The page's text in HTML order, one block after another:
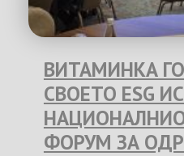
ВИТАМИНКА
СВОЕТО ESG
ФОРУМ ЗА